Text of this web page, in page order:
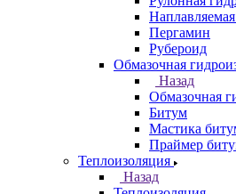
Пергамин
Рубероид
Обмазочная
Назад
Обмазочная
Битум
Мастика
Праймер
Теплоизоляция
Назад